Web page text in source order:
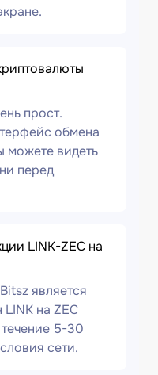
прост.
обмена
можете видеть
перед
LINK-ZEC на
является
на ZEC
5-30
сети.